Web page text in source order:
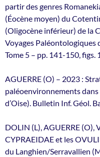
partir des genres
(Éocène moyen) du
(Oligocène inférieur) de la
Voyages Paléontologiques
Tome 5 – pp. 141-150, figs.
AGUERRE (O) – 2023 :
paléoenvironnements
d’Oise). Bulletin Inf. Géol.
DOLIN (L), AGUERRE (O),
CYPRAEIDAE et les
du Langhien/Serravallien